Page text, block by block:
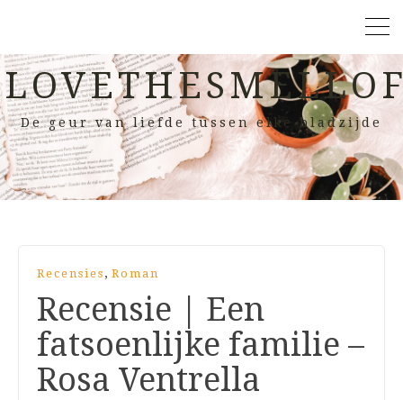
De geur van liefde tussen elke bladzijde
Recensies , Roman
Recensie | Een
fatsoenlijke familie –
Rosa Ventrella